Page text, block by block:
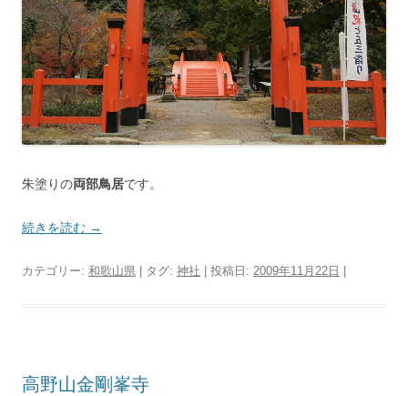
朱塗りの両部鳥居です。
続きを読む →
カテゴリー: 和歌山県 | タグ: 神社 | 投稿日: 2009年11月22日
高野山金剛峯寺